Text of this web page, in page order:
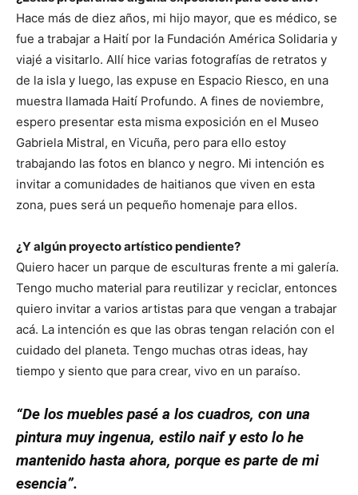
Hace más de diez años, mi hijo mayor, que es médico, se
fue a trabajar a Haití por la Fundación América Solidaria y
viajé a visitarlo. Allí hice varias fotografías de retratos y
de la isla y luego, las expuse en Espacio Riesco, en una
muestra llamada Haití Profundo. A fines de noviembre,
espero presentar esta misma exposición en el Museo
Gabriela Mistral, en Vicuña, pero para ello estoy
trabajando las fotos en blanco y negro. Mi intención es
invitar a comunidades de haitianos que viven en esta
zona, pues será un pequeño homenaje para ellos.
¿Y algún proyecto artístico pendiente?
Quiero hacer un parque de esculturas frente a mi galería.
Tengo mucho material para reutilizar y reciclar, entonces
quiero invitar a varios artistas para que vengan a trabajar
acá. La intención es que las obras tengan relación con el
cuidado del planeta. Tengo muchas otras ideas, hay
tiempo y siento que para crear, vivo en un paraíso.
“De los muebles pasé a los cuadros, con una
pintura muy ingenua, estilo naif y esto lo he
mantenido hasta ahora, porque es parte de mi
esencia”.